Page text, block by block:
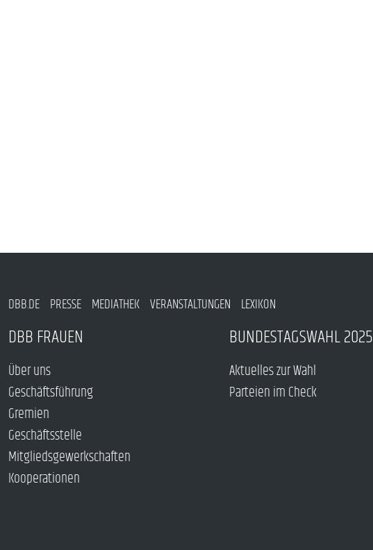
DBB.DE PRESSE MEDIATHEK VERANSTALTUNGEN LEXIKON
DBB FRAUEN
Über uns
Geschäftsführung
Gremien
Geschäftsstelle
Mitgliedsgewerkschaften
Kooperationen
BUNDESTAGSWAHL 2025
Aktuelles zur Wahl
Parteien im Check